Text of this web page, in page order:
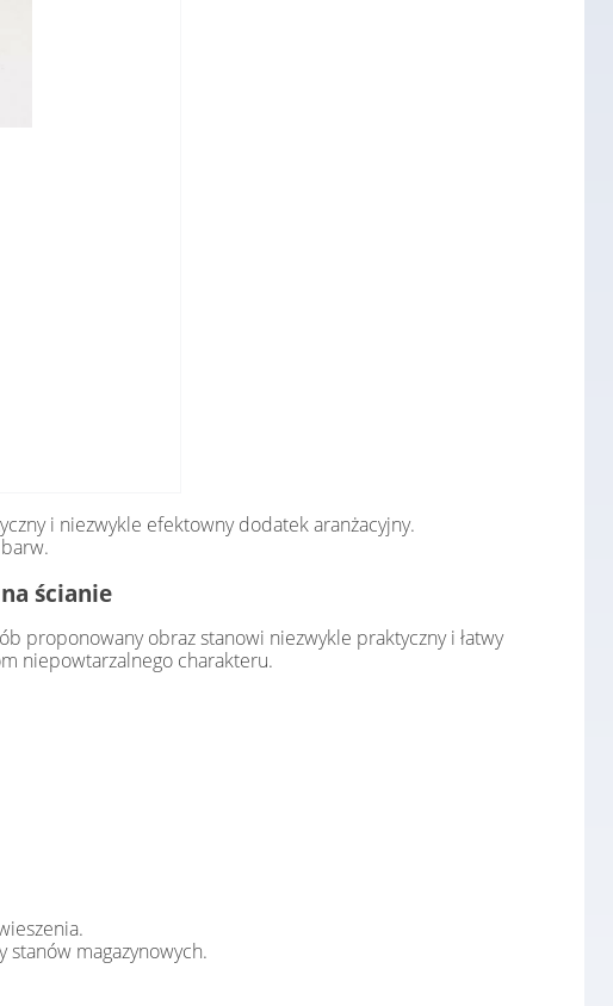
i niezwykle efektowny dodatek aranżacyjny.
ścianie
proponowany obraz stanowi niezwykle praktyczny i łatwy
niepowtarzalnego charakteru.
magazynowych.